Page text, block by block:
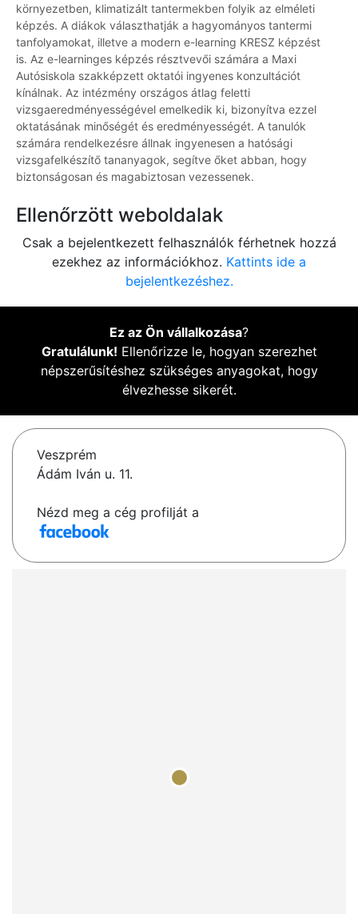
környezetben, klimatizált tantermekben folyik az elméleti
képzés. A diákok választhatják a hagyományos tantermi
tanfolyamokat, illetve a modern e-learning KRESZ képzést
is. Az e-learninges képzés résztvevői számára a Maxi
Autósiskola szakképzett oktatói ingyenes konzultációt
kínálnak. Az intézmény országos átlag feletti
vizsgaeredményességével emelkedik ki, bizonyítva ezzel
oktatásának minőségét és eredményességét. A tanulók
számára rendelkezésre állnak ingyenesen a hatósági
vizsgafelkészítő tananyagok, segítve őket abban, hogy
biztonságosan és magabiztosan vezessenek.
Ellenőrzött weboldalak
Csak a bejelentkezett felhasználók férhetnek hozzá
ezekhez az információkhoz. Kattints ide a
bejelentkezéshez.
Ez az Ön vállalkozása?
Gratulálunk! Ellenőrizze le, hogyan szerezhet
népszerűsítéshez szükséges anyagokat, hogy
élvezhesse sikerét.
Veszprém
Ádám Iván u. 11.
Nézd meg a cég profilját a